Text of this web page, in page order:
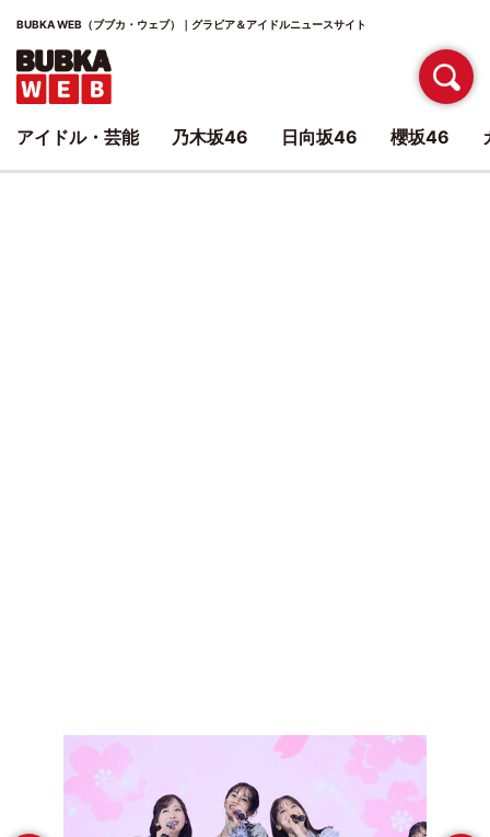
BUBKA WEB（ブブカ・ウェブ）｜グラビア＆アイドルニュースサイト
アイドル・芸能 乃木坂46 日向坂46 櫻坂46